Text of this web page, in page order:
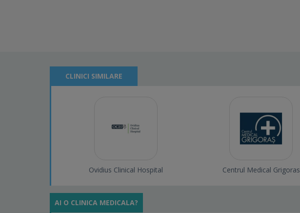
CLINICI SIMILARE
Ovidius Clinical Hospital Centrul Medical Grigoras
AI O CLINICA MEDICALA?